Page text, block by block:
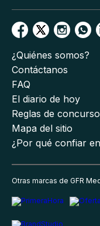
¿Quiénes somos?
Contáctanos
FAQ
El diario de hoy
Reglas de
Mapa del sitio
¿Por qué confiar
Otras marcas de GFR